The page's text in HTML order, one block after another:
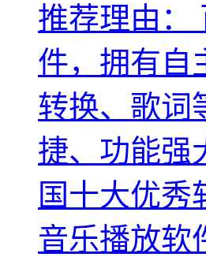
推荐理由：
件，拥有自
转换、歌词
捷、功能强
国十大优秀
音乐播放软